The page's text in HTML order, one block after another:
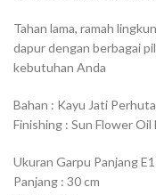
Tahan lama, ramah
dapur dengan berbagai
kebutuhan Anda
Bahan : Kayu Jati
Finishing : Sun Flower Oil
Ukuran Garpu Panjang
Panjang : 30 cm